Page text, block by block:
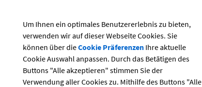
3
4
10 11
17
18
30 31
Datum
bis:
Um Ihnen ein optimales Benutzererlebnis zu bieten,
verwenden wir auf dieser Webseite Cookies. Sie
können über dieCookie PräferenzenIhre aktuelle
Cookie Auswahl anpassen. Durch das Betätigen des
Buttons "Alle akzeptieren" stimmen Sie der
Verwendung aller Cookies zu. Mithilfe des Buttons "Alle